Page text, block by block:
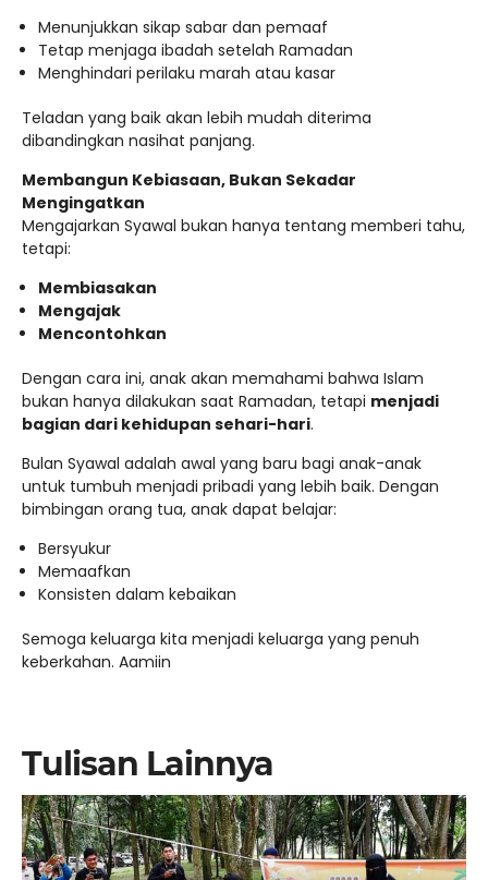
Menunjukkan sikap sabar dan pemaaf
Tetap menjaga ibadah setelah Ramadan
Menghindari perilaku marah atau kasar
Teladan yang baik akan lebih mudah diterima
dibandingkan nasihat panjang.
Membangun Kebiasaan, Bukan Sekadar
Mengingatkan
Mengajarkan Syawal bukan hanya tentang memberi tahu,
tetapi:
Membiasakan
Mengajak
Mencontohkan
Dengan cara ini, anak akan memahami bahwa Islam
bukan hanya dilakukan saat Ramadan, tetapi menjadi
bagian dari kehidupan sehari-hari.
Bulan Syawal adalah awal yang baru bagi anak-anak
untuk tumbuh menjadi pribadi yang lebih baik. Dengan
bimbingan orang tua, anak dapat belajar:
Bersyukur
Memaafkan
Konsisten dalam kebaikan
Semoga keluarga kita menjadi keluarga yang penuh
keberkahan. Aamiin
Tulisan Lainnya